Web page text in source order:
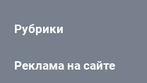
Рубрики
Реклама на сайте